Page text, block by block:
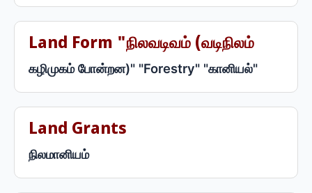
Land Form "நிலவடிவம் (வடிநிலம்
கழிமுகம் போன்றன)" "Forestry" "கானியல்"
Land Grants
நிலமானியம்